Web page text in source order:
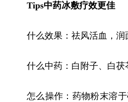
Tips中药冰敷疗效更佳
什么效果：祛风活血，润
什么中药：白附子、白茯
怎么操作：药物粉末溶